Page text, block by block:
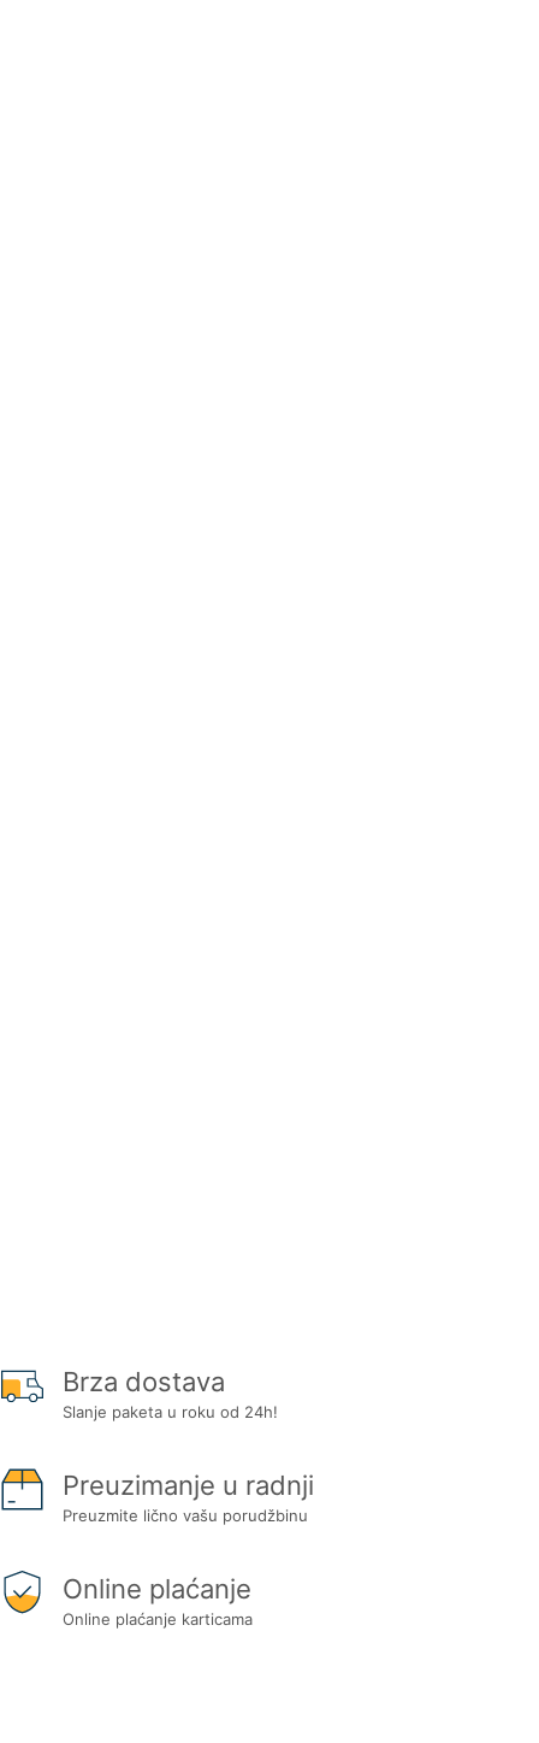
Brza dostava
Slanje paketa u roku od 24h!
Preuzimanje u radnji
Preuzmite lično vašu porudžbinu
Online plaćanje
Online plaćanje karticama